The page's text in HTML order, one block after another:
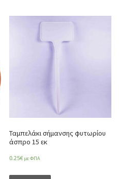
Ταμπελάκι σήμανσης φυτωρίου
άσπρο 15 εκ
0.25€ με ΦΠΑ